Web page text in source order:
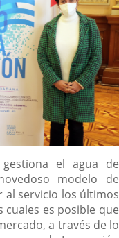
el agua de
modelo de
servicio los últimos
cuales es posible que
a través de lo